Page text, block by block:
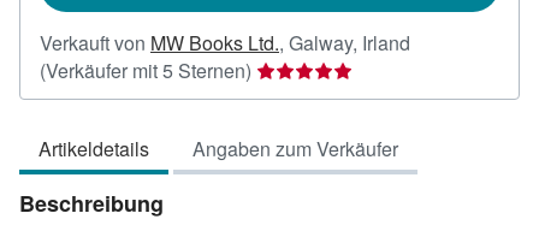
Verkauft von MW Books Ltd., Galway, Irland
(Verkäufer mit 5 Sternen) Verkäuferbewertung
5
5
Sternen
Artikeldetails Angaben zum Verkäufer
Beschreibung